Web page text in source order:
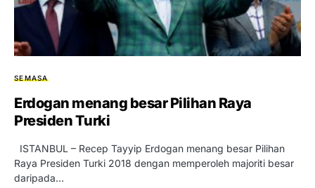
SEMASA
Erdogan menang besar Pilihan Raya
Presiden Turki
ISTANBUL – Recep Tayyip Erdogan menang besar Pilihan
Raya Presiden Turki 2018 dengan memperoleh majoriti besar
daripada…